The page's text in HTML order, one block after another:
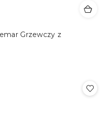
Grzewczy z